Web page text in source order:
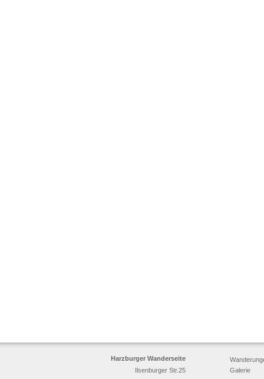
Harzburger Wanderseite
Ilsenburger Str.25
Galerie